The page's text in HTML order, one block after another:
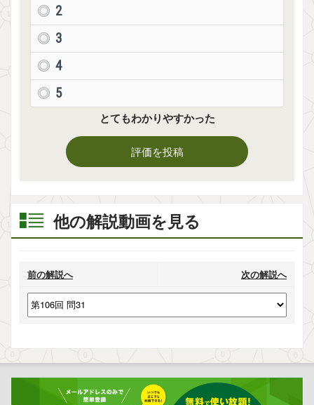
2
3
4
5
とてもわかりやすかった
評価を投稿
他の解説動画を見る
前の解説へ 次の解説へ